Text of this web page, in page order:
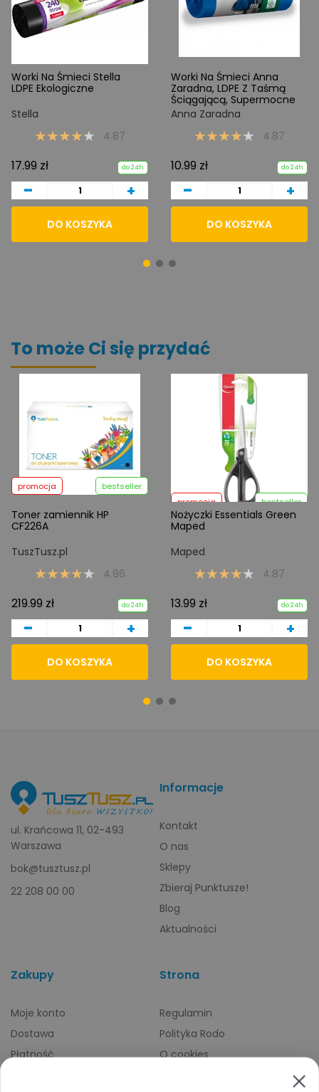
Worki Na Śmieci Stella
LDPE Ekologiczne
Stella
4.87
17.99 zł do 24h
- +
DO KOSZYKA
Worki Na Śmieci Anna
Zaradna, LDPE Z Taśmą
Ściągającą, Supermocne
Anna Zaradna
4.87
10.99 zł do 24h
- +
DO KOSZYKA
To może Ci się przydać
promocja bestseller
Toner zamiennik HP
CF226A
TuszTusz.pl
4.86
219.99 zł do 24h
- +
DO KOSZYKA
promocja bestseller
Nożyczki Essentials Green
Maped
Maped
4.87
13.99 zł do 24h
- +
DO KOSZYKA
ul. Krańcowa 11, 02-493
Warszawa
bok@tusztusz.pl
22 208 00 00
Informacje
Kontakt
O nas
Sklepy
Zbieraj Punktusze!
Blog
Aktualności
Zakupy
Moje konto
Dostawa
Płatność
Strona
Regulamin
Polityka Rodo
O cookies